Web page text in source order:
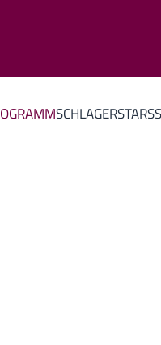
SCHLAGERSTARS